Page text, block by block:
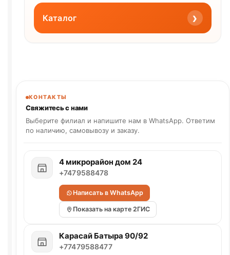
Каталог ›
КОНТАКТЫ
Свяжитесь с нами
Выберите филиал и напишите нам в WhatsApp. Ответим
по наличию, самовывозу и заказу.
4 микрорайон дом 24
+7479588478
Написать в WhatsApp
Показать на карте 2ГИС
Карасай Батыра 90/92
+77479588477